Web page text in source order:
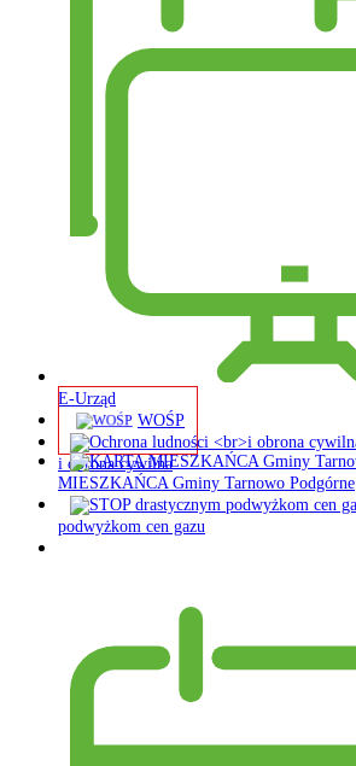
E-Urząd
WOŚP
i obrona cywilna
MIESZKAŃCA Gminy Tarnowo Podgórne
podwyżkom cen gazu